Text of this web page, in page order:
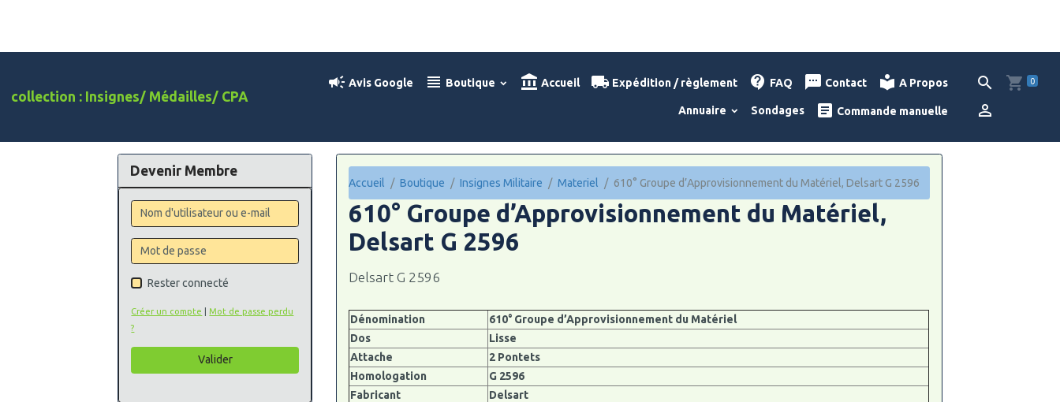
collection : Insignes/ Médailles/ CPA
Avis Google Boutique Accueil Expédition / règlement FAQ Contact A Propos
Annuaire Sondages Commande manuelle
0
Accueil Boutique Insignes Militaire Materiel 610° Groupe d’Approvisionnement du Matériel, Delsart G 2596
610° Groupe d’Approvisionnement du Matériel,
Delsart G 2596
Delsart G 2596
Dénomination
610° Groupe d’Approvisionnement du Matériel
Dos
Lisse
Attache
2 Pontets
Homologation
G 2596
Fabricant
Delsart
Devenir Membre
Rester connecté
Créer un compte
Mot de passe perdu
?
Valider